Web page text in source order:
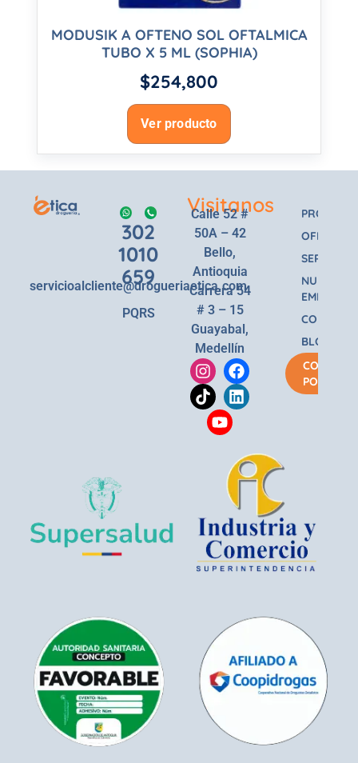
MODUSIK A OFTENO SOL OFTALMICA
TUBO X 5 ML (SOPHIA)
$254,800
Ver producto
302
1010
659
servicioalcliente@drogueriaetica.com
PQRS
Visitanos
Calle 52 #
50A – 42
Bello,
Antioquia
Carrera 54
# 3 – 15
Guayabal,
Medellín
OFERTAS
SERVICIOS
NUESTRA
EMPRESA
BLOG
COMPRA
POR